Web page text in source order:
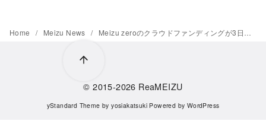
Home Meizu News Meizu zeroのクラウドファンディングが3日経過。ゴールは非常に遠い位置に
© 2015-2026 ReaMEIZU
yStandard Theme byyosiakatsuki Powered by WordPress